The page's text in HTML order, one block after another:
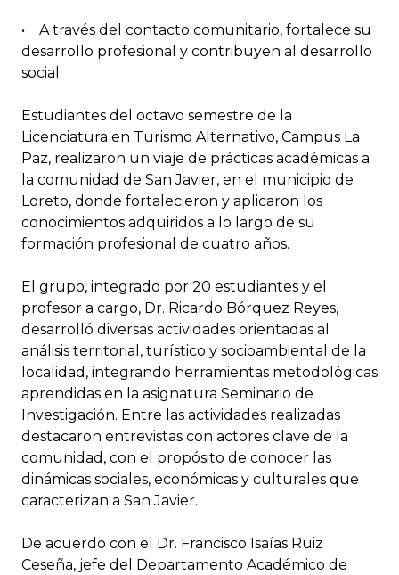
• A través del contacto comunitario, fortalece su
desarrollo profesional y contribuyen al desarrollo
social
Estudiantes del octavo semestre de la
Licenciatura en Turismo Alternativo, Campus La
Paz, realizaron un viaje de prácticas académicas a
la comunidad de San Javier, en el municipio de
Loreto, donde fortalecieron y aplicaron los
conocimientos adquiridos a lo largo de su
formación profesional de cuatro años.
El grupo, integrado por 20 estudiantes y el
profesor a cargo, Dr. Ricardo Bórquez Reyes,
desarrolló diversas actividades orientadas al
análisis territorial, turístico y socioambiental de la
localidad, integrando herramientas metodológicas
aprendidas en la asignatura Seminario de
Investigación. Entre las actividades realizadas
destacaron entrevistas con actores clave de la
comunidad, con el propósito de conocer las
dinámicas sociales, económicas y culturales que
caracterizan a San Javier.
De acuerdo con el Dr. Francisco Isaías Ruiz
Ceseña, jefe del Departamento Académico de